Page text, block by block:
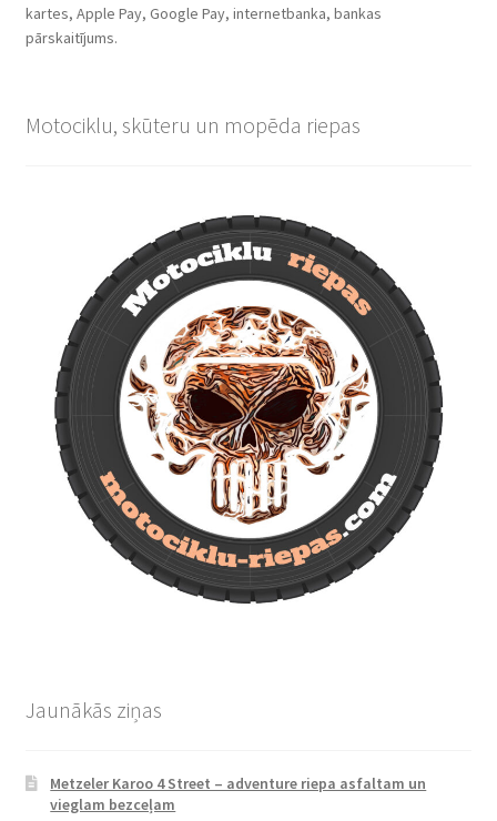
kartes, Apple Pay, Google Pay, internetbanka, bankas
pārskaitījums.
Motociklu, skūteru un mopēda riepas
Jaunākās ziņas
Metzeler Karoo 4 Street – adventure riepa asfaltam un
vieglam bezceļam